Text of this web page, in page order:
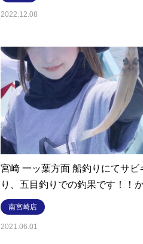
2022.12.08
宮崎 一ッ葉方面 船釣りにてサビ
り、五目釣りでの釣果です！！
南宮崎店
2021.06.01